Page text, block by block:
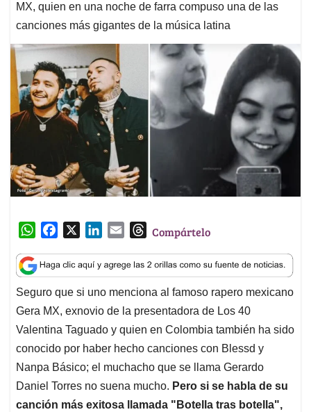
MX, quien en una noche de farra compuso una de las
canciones más gigantes de la música latina
W
a
t
s
A
p
p
c
e
b
o
o
k
n
k
e
d
I
n
a
i
l
T
r
e
a
d
s
Compártelo
Seguro que si uno menciona al famoso rapero mexicano
Gera MX, exnovio de la presentadora de Los 40
Valentina Taguado y quien en Colombia también ha sido
conocido por haber hecho canciones con Blessd y
Nanpa Básico; el muchacho que se llama Gerardo
Daniel Torres no suena mucho. Pero si se habla de su
canción más exitosa llamada "Botella tras botella",